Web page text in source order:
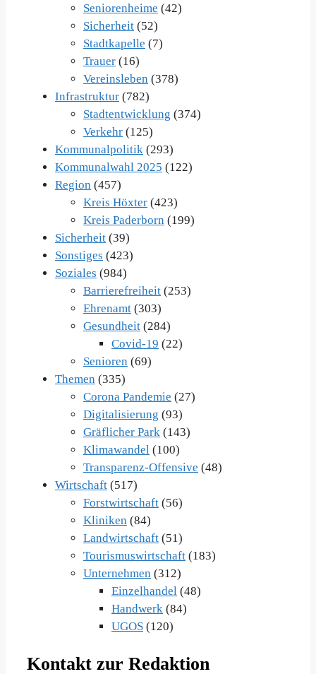
Seniorenheime (42)
Sicherheit (52)
Stadtkapelle (7)
Trauer (16)
Vereinsleben (378)
Infrastruktur (782)
Stadtentwicklung (374)
Verkehr (125)
Kommunalpolitik (293)
Kommunalwahl 2025 (122)
Region (457)
Kreis Höxter (423)
Kreis Paderborn (199)
Sicherheit (39)
Sonstiges (423)
Soziales (984)
Barrierefreiheit (253)
Ehrenamt (303)
Gesundheit (284)
Covid-19 (22)
Senioren (69)
Themen (335)
Corona Pandemie (27)
Digitalisierung (93)
Gräflicher Park (143)
Klimawandel (100)
Transparenz-Offensive (48)
Wirtschaft (517)
Forstwirtschaft (56)
Kliniken (84)
Landwirtschaft (51)
Tourismuswirtschaft (183)
Unternehmen (312)
Einzelhandel (48)
Handwerk (84)
UGOS (120)
Kontakt zur Redaktion